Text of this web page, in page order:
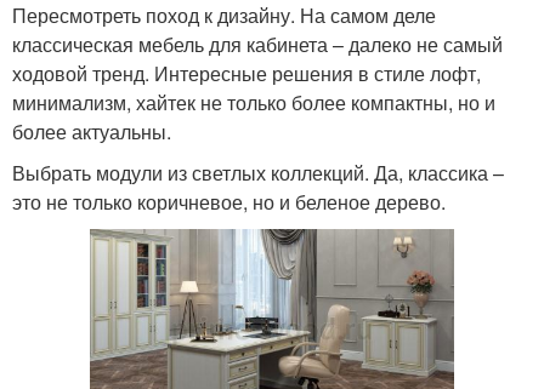
Пересмотреть поход к дизайну. На самом деле
классическая мебель для кабинета – далеко не самый
ходовой тренд. Интересные решения в стиле лофт,
минимализм, хайтек не только более компактны, но и
более актуальны.
Выбрать модули из светлых коллекций. Да, классика –
это не только коричневое, но и беленое дерево.